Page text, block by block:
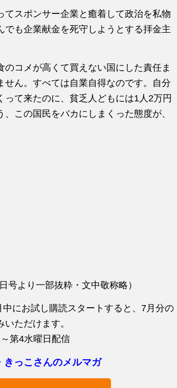
てスポンサー企業と癒着して政治を私物
も企業献金を死守しようとする拝金主
コメが高くて買えない国にした責任ま
ん。すべては自業自得なのです。自分
て来たのに、貧乏人どもには1人2万円
この国民をバカにしまくった態度が、
号より一部抜粋・文中敬称略）
にお試し購読スタートすると、7月分の
ただけます。
第4水曜日配信
きっこさんのメルマガ